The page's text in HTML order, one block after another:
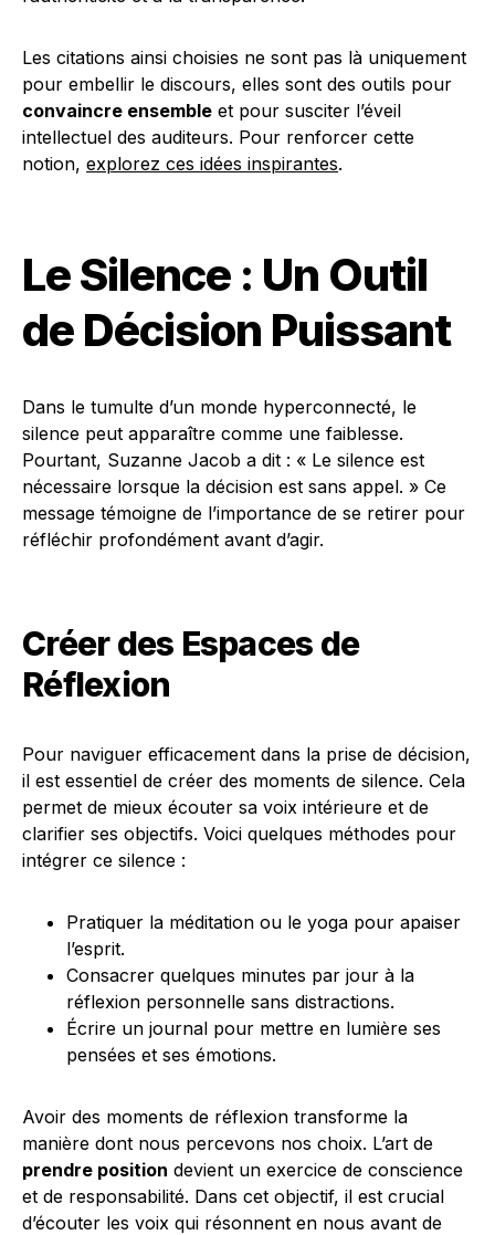
Les citations ainsi choisies ne sont pas là uniquement
pour embellir le discours, elles sont des outils pour
convaincre ensemble et pour susciter l’éveil
intellectuel des auditeurs. Pour renforcer cette
notion, explorez ces idées inspirantes.
Le Silence : Un Outil
de Décision Puissant
Dans le tumulte d’un monde hyperconnecté, le
silence peut apparaître comme une faiblesse.
Pourtant, Suzanne Jacob a dit : « Le silence est
nécessaire lorsque la décision est sans appel. » Ce
message témoigne de l’importance de se retirer pour
réfléchir profondément avant d’agir.
Créer des Espaces de
Réflexion
Pour naviguer efficacement dans la prise de décision,
il est essentiel de créer des moments de silence. Cela
permet de mieux écouter sa voix intérieure et de
clarifier ses objectifs. Voici quelques méthodes pour
intégrer ce silence :
Pratiquer la méditation ou le yoga pour apaiser
l’esprit.
Consacrer quelques minutes par jour à la
réflexion personnelle sans distractions.
Écrire un journal pour mettre en lumière ses
pensées et ses émotions.
Avoir des moments de réflexion transforme la
manière dont nous percevons nos choix. L’art de
prendre position devient un exercice de conscience
et de responsabilité. Dans cet objectif, il est crucial
d’écouter les voix qui résonnent en nous avant de